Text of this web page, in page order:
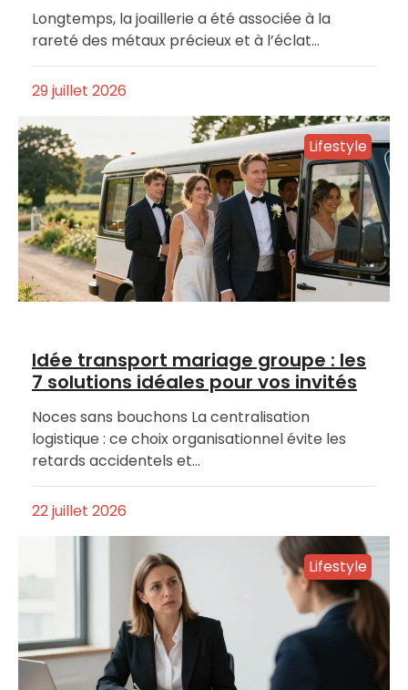
Longtemps, la joaillerie a été associée à la
rareté des métaux précieux et à l’éclat…
29 juillet 2026
Lifestyle
Idée transport mariage groupe : les
7 solutions idéales pour vos invités
Noces sans bouchons La centralisation
logistique : ce choix organisationnel évite les
retards accidentels et…
22 juillet 2026
Lifestyle